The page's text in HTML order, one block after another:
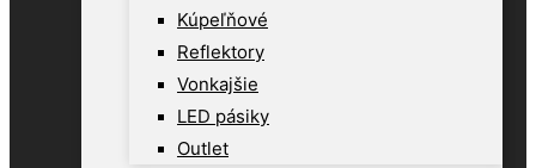
Kúpeľňové
Reflektory
Vonkajšie
LED pásiky
Outlet